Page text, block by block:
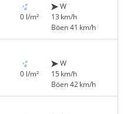
0 l/m²
W
13 km/h
Böen 41 km/h
0 l/m²
W
15 km/h
Böen 42 km/h